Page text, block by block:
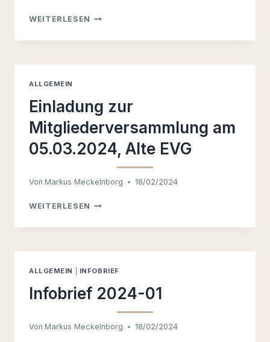
WEITERLESEN GUT
GENERALVERSAMMLUNG
ALLGEMEIN
Einladung zur
Mitgliederversammlung am
05.03.2024, Alte EVG
Von Markus Meckelnborg 18/02/2024
WEITERLESEN EINLADUNG
MITGLIEDERVERSAMMLUNG
EVG
ALLGEMEIN INFOBRIEF
Infobrief 2024-01
Von Markus Meckelnborg 18/02/2024